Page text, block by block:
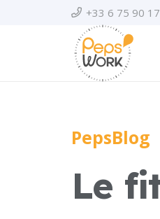
+33 6 75 90
PepsBlog
Le